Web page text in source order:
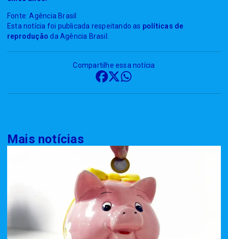
Fonte: Agência Brasil
Esta notícia foi publicada respeitando as políticas de
reprodução da Agência Brasil.
Compartilhe essa notícia
Mais notícias